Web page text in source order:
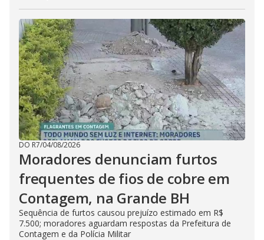
DO R7/04/08/2026
Moradores denunciam furtos
frequentes de fios de cobre em
Contagem, na Grande BH
Sequência de furtos causou prejuízo estimado em R$
7.500; moradores aguardam respostas da Prefeitura de
Contagem e da Polícia Militar